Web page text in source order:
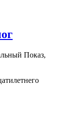
Показ,